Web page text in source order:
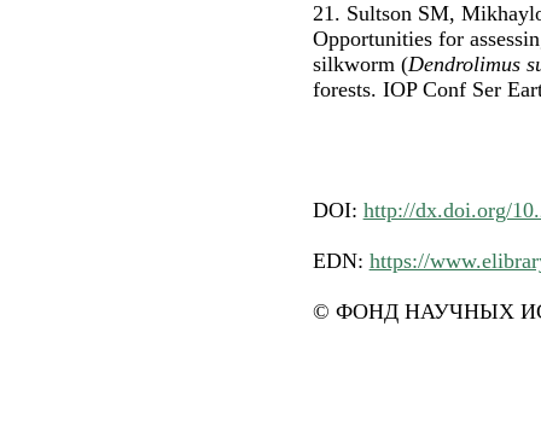
21. Sultson SM,
Opportunities for
silkworm (Dendrolimus
forests. IOP Conf Ser
DOI: http://dx.doi.org/
EDN: https://
© ФОНД НАУЧНЫХ